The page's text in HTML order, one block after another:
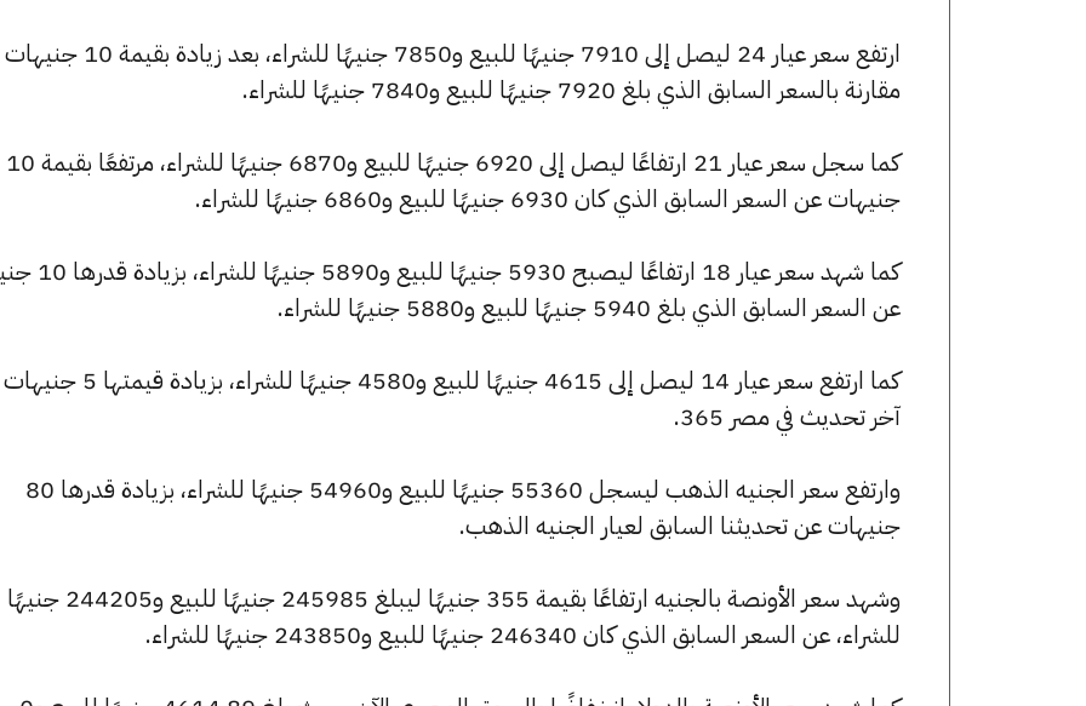
ارتفع سعر عيار 24 ليصل إلى 7910 جنيهًا للبيع و7850 جنيهًا للشراء، بعد زيادة بقيمة 10 جنيهات
مقارنة بالسعر السابق الذي بلغ 7920 جنيهًا للبيع و7840 جنيهًا للشراء.
كما سجل سعر عيار 21 ارتفاعًا ليصل إلى 6920 جنيهًا للبيع و6870 جنيهًا للشراء، مرتفعًا بقيمة 10
جنيهات عن السعر السابق الذي كان 6930 جنيهًا للبيع و6860 جنيهًا للشراء.
كما شهد سعر عيار 18 ارتفاعًا
عن السعر السابق الذي بلغ 5940 جنيهًا للبيع و5880 جنيهًا للشراء.
كما ارتفع سعر عيار 14 ليصل إلى 4615 جنيهًا للبيع و4580 جنيهًا
آخر تحديث في مصر 365.
وارتفع سعر الجنيه الذهب ليسجل 55360 جنيهًا للبيع و54960 جنيهًا للشراء، بزيادة قدرها 80
جنيهات عن تحديثنا السابق لعيار الجنيه الذهب.
وشهد سعر الأونصة بالجنيه ارتفاعًا بقيمة 355 جنيهًا ليبلغ 245985 جنيهًا للبيع و244205 جنيهًا
للشراء، عن السعر السابق الذي كان 246340 جنيهًا للبيع و243850 جنيهًا للشراء.